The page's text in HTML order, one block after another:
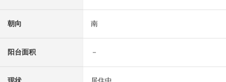
朝向 南
阳台面积 －